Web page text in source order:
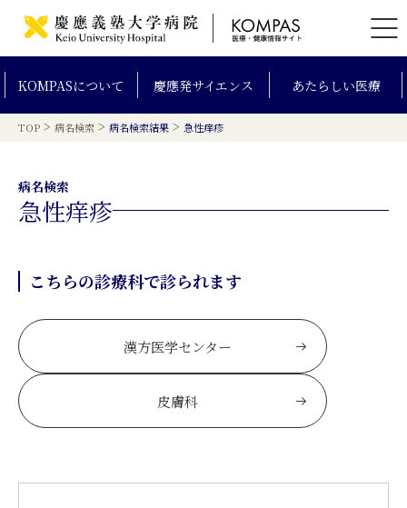
KOMPASについて 慶應発サイエンス あたらしい医療
TOP > 病名検索 > 病名検索結果 > 急性痒疹
病名検索
急性痒疹
こちらの診療科で診られます
漢方医学センター
皮膚科